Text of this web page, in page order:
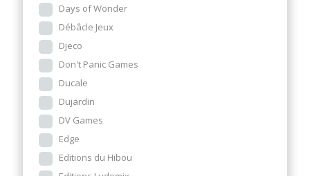
Days of Wonder
Débâcle Jeux
Djeco
Don't Panic Games
Ducale
Dujardin
DV Games
Edge
Editions du Hibou